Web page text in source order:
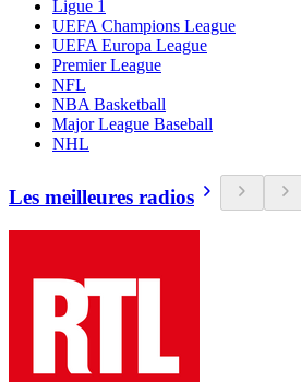
Ligue 1
UEFA Champions League
UEFA Europa League
Premier League
NFL
NBA Basketball
Major League Baseball
NHL
Les meilleures radios